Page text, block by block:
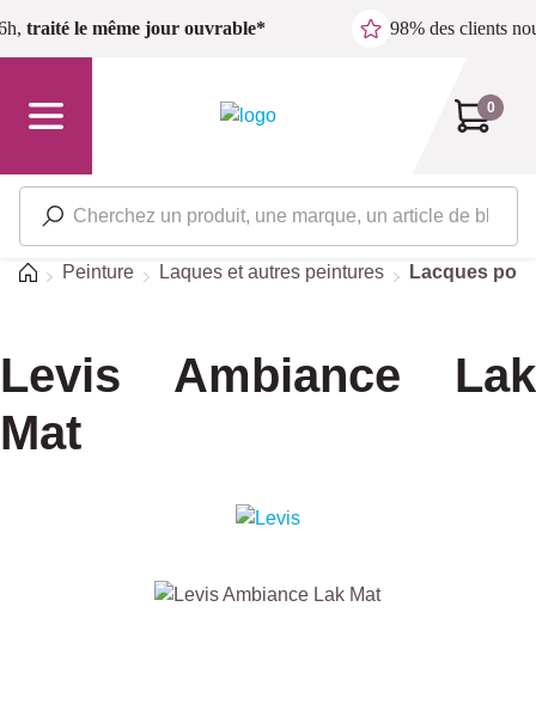
Passer au contenu principal
traité le même jour ouvrable* 98% des clients
0
Accueil
Peinture Laques et autres peintures Lacques
Levis Ambiance Lak
Mat
Ignorer la galerie d'images